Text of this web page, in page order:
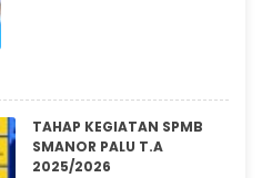
TAHAP KEGIATAN SPMB
SMANOR PALU T.A
2025/2026